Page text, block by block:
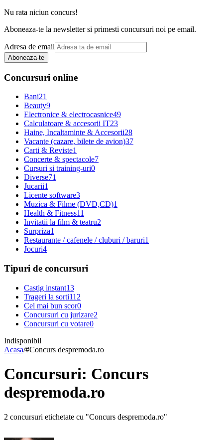
Nu rata niciun concurs!
Aboneaza-te la newsletter si primesti concursuri noi pe email.
Adresa de email
Aboneaza-te
Concursuri online
Bani21
Beauty9
Electronice & electrocasnice49
Calculatoare & accesorii IT23
Haine, Incaltaminte & Accesorii28
Vacante (cazare, bilete de avion)37
Carti & Reviste1
Concerte & spectacole7
Cursuri si training-uri0
Diverse71
Jucarii1
Licente software3
Muzica & Filme (DVD,CD)1
Health & Fitness11
Invitatii la film & teatru2
Surpriza1
Restaurante / cafenele / cluburi / baruri1
Jocuri4
Tipuri de concursuri
Castig instant13
Trageri la sorti112
Cel mai bun scor0
Concursuri cu jurizare2
Concursuri cu votare0
Indisponibil
Acasa/#Concurs despremoda.ro
Concursuri: Concurs
despremoda.ro
2 concursuri etichetate cu "Concurs despremoda.ro"